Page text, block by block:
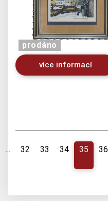
prodáno
více informací
... 32 33 34 35 36